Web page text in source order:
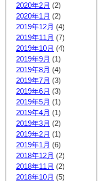
2020年2月 (2)
2020年1月 (2)
2019年12月 (4)
2019年11月 (7)
2019年10月 (4)
2019年9月 (1)
2019年8月 (4)
2019年7月 (3)
2019年6月 (3)
2019年5月 (1)
2019年4月 (1)
2019年3月 (2)
2019年2月 (1)
2019年1月 (6)
2018年12月 (2)
2018年11月 (2)
2018年10月 (5)